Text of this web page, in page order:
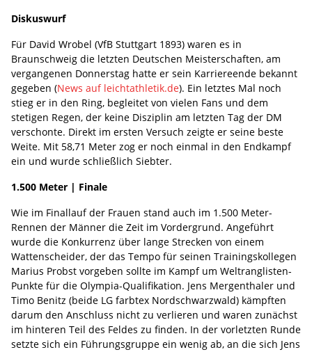
Diskuswurf
Für David Wrobel (VfB Stuttgart 1893) waren es in
Braunschweig die letzten Deutschen Meisterschaften, am
vergangenen Donnerstag hatte er sein Karriereende bekannt
gegeben (News auf leichtathletik.de). Ein letztes Mal noch
stieg er in den Ring, begleitet von vielen Fans und dem
stetigen Regen, der keine Disziplin am letzten Tag der DM
verschonte. Direkt im ersten Versuch zeigte er seine beste
Weite. Mit 58,71 Meter zog er noch einmal in den Endkampf
ein und wurde schließlich Siebter.
1.500 Meter | Finale
Wie im Finallauf der Frauen stand auch im 1.500 Meter-
Rennen der Männer die Zeit im Vordergrund. Angeführt
wurde die Konkurrenz über lange Strecken von einem
Wattenscheider, der das Tempo für seinen Trainingskollegen
Marius Probst vorgeben sollte im Kampf um Weltranglisten-
Punkte für die Olympia-Qualifikation. Jens Mergenthaler und
Timo Benitz (beide LG farbtex Nordschwarzwald) kämpften
darum den Anschluss nicht zu verlieren und waren zunächst
im hinteren Teil des Feldes zu finden. In der vorletzten Runde
setzte sich ein Führungsgruppe ein wenig ab, an die sich Jens